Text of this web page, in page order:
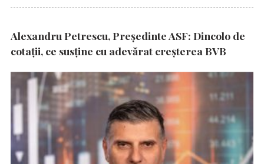
Alexandru Petrescu, Președinte ASF: Dincolo de
cotații, ce susține cu adevărat creșterea BVB